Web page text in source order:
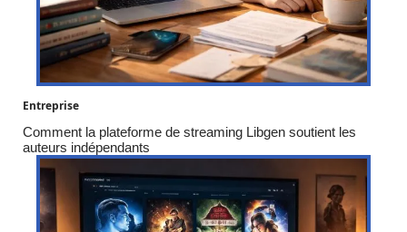
Entreprise
Comment la plateforme de streaming Libgen soutient les
auteurs indépendants